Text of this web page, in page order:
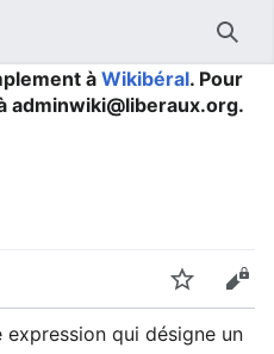
à Wikibéral. Pour
adminwiki@liberaux.org.
Suivre
expression qui désigne un